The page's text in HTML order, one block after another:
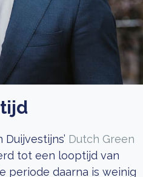
Dutch Green
tot een looptijd van
periode daarna is weinig